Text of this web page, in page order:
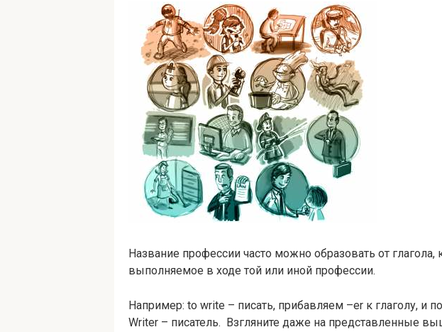
Название профессии часто можно образовать от глагола,
выполняемое в ходе той или иной профессии.
Например: to write – писать, прибавляем –er к глаголу, и
Writer – писатель. Взгляните даже на представленные